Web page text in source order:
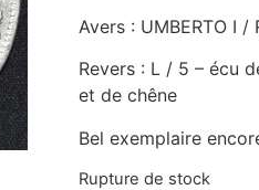
Avers : UMBERTO I
Revers : L / 5 – écu
et de chêne
Bel exemplaire
Rupture de stock